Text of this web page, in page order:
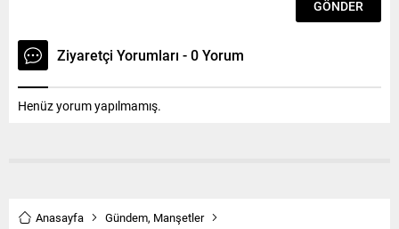
Ziyaretçi Yorumları - 0 Yorum
Henüz yorum yapılmamış.
Anasayfa Gündem, Manşetler